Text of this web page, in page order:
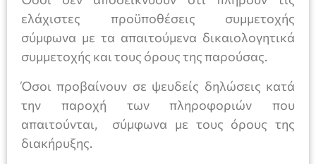
ελάχιστες προϋποθέσεις συμμετοχής
σύμφωνα με τα απαιτούμενα δικαιολογητικά
συμμετοχής και τους όρους της παρούσας.
Όσοι προβαίνουν σε ψευδείς δηλώσεις κατά
την παροχή των πληροφοριών που
απαιτούνται, σύμφωνα με τους όρους της
διακήρυξης.